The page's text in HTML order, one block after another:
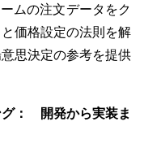
ムの注文データをク
価格設定の法則を解
思決定の参考を提供
グ： 開発から実装ま